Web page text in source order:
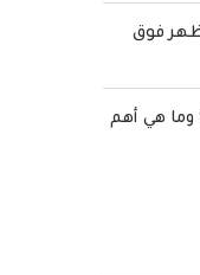
فوق
وما هي أهم